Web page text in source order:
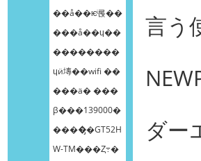
��å��ѥͥ롡��
���å��ɥ��
��������
ɥӥ塼��wifi ��
���ä� ���
β���139000�
����̡�GT52H
W-TM���Ȥ߹�
言う
ダー